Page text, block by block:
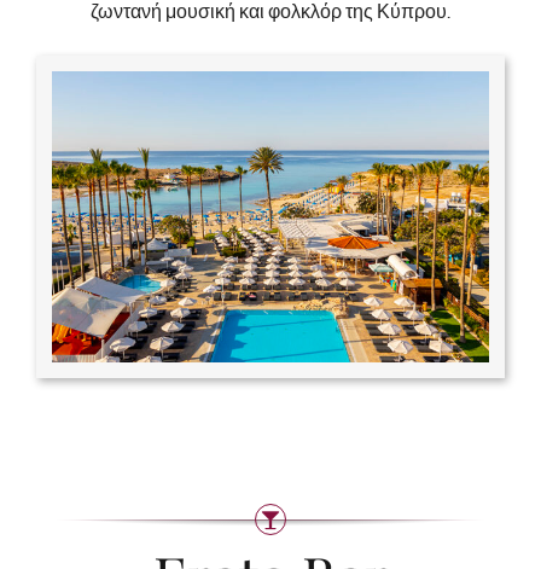
ζωντανή μουσική και φολκλόρ της Κύπρου.